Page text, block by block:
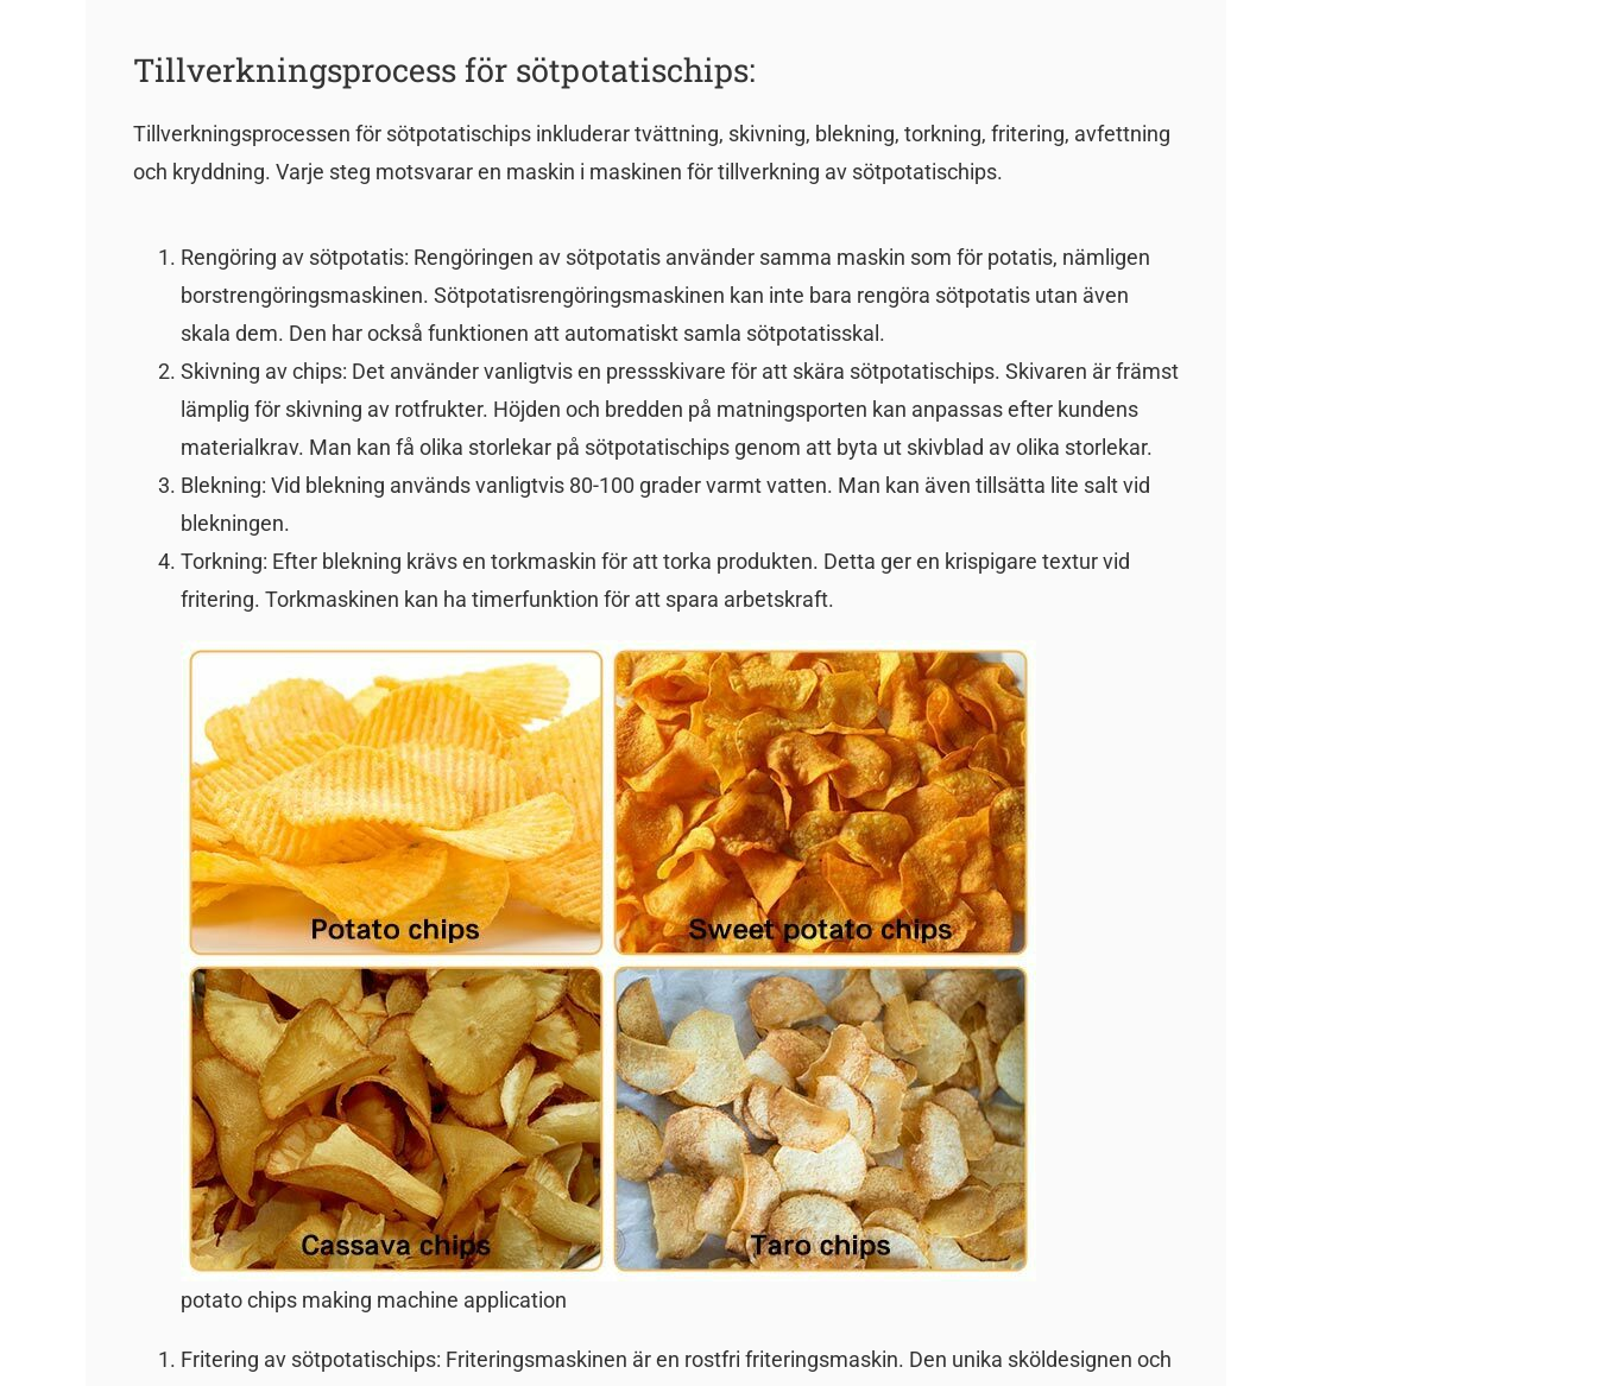
Tillverkningsprocess för sötpotatischips:
Tillverkningsprocessen för sötpotatischips inkluderar tvättning, skivning, blekning, torkning, fritering, avfettning
och kryddning. Varje steg motsvarar en maskin i maskinen för tillverkning av sötpotatischips.
Rengöring av sötpotatis: Rengöringen av sötpotatis använder samma maskin som för potatis, nämligen
borstrengöringsmaskinen. Sötpotatisrengöringsmaskinen kan inte bara rengöra sötpotatis utan även
skala dem. Den har också funktionen att automatiskt samla sötpotatisskal.
Skivning av chips: Det använder vanligtvis en pressskivare för att skära sötpotatischips. Skivaren är främst
lämplig för skivning av rotfrukter. Höjden och bredden på matningsporten kan anpassas efter kundens
materialkrav. Man kan få olika storlekar på sötpotatischips genom att byta ut skivblad av olika storlekar.
Blekning: Vid blekning används vanligtvis 80-100 grader varmt vatten. Man kan även tillsätta lite salt vid
blekningen.
Torkning: Efter blekning krävs en torkmaskin för att torka produkten. Detta ger en krispigare textur vid
fritering. Torkmaskinen kan ha timerfunktion för att spara arbetskraft.
potato chips making machine application
Fritering av sötpotatischips: Friteringsmaskinen är en rostfri friteringsmaskin. Den unika sköldesignen och